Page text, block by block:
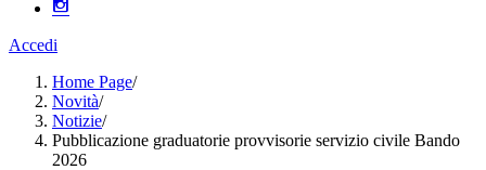
Accedi
Home Page/
Novità/
Notizie/
Pubblicazione graduatorie provvisorie servizio civile Bando
2026